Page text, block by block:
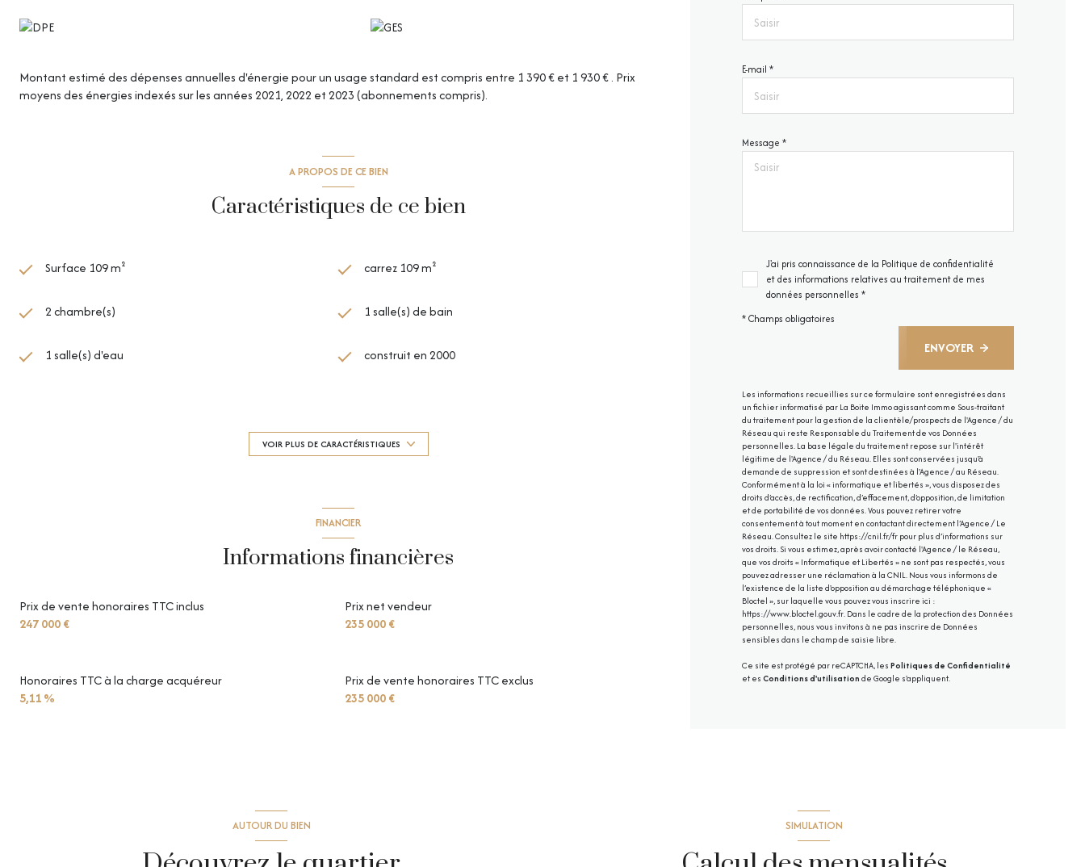
Montant estimé des dépenses annuelles d'énergie pour un usage standard est compris entre 1 390 € et 1 930 € . Prix
moyens des énergies indexés sur les années 2021, 2022 et 2023 (abonnements compris).
A PROPOS DE CE BIEN
Caractéristiques de ce bien
Surface 109 m² carrez 109 m²
2 chambre(s) 1 salle(s) de bain
1 salle(s) d'eau construit en 2000
4 parking(s)
VOIR PLUS DE CARACTÉRISTIQUES
FINANCIER
Informations financières
Prix de vente honoraires TTC inclus
247 000 €
Prix net vendeur
235 000 €
Prix de vente honoraires TTC exclus
235 000 €
Honoraires TTC à la charge acquéreur
5,11 %
E-mail *
Message *
J'ai pris connaissance de la Politique de confidentialité
et des informations relatives au traitement de mes
données personnelles *
* Champs obligatoires
ENVOYER
Les informations recueillies sur ce formulaire sont enregistrées dans
un fichier informatisé par La Boite Immo agissant comme Sous-traitant
du traitement pour la gestion de la clientèle/prospects de l'Agence / du
Réseau qui reste Responsable du Traitement de vos Données
personnelles. La base légale du traitement repose sur l'intérêt
légitime de l'Agence / du Réseau. Elles sont conservées jusqu'à
demande de suppression et sont destinées à l'Agence / au Réseau.
Conformément à la loi « informatique et libertés », vous disposez des
droits d’accès, de rectification, d’effacement, d’opposition, de limitation
et de portabilité de vos données. Vous pouvez retirer votre
consentement à tout moment en contactant directement l’Agence / Le
Réseau. Consultez le site https://cnil.fr/frpour plus d’informations sur
vos droits. Si vous estimez, après avoir contacté l'Agence / le Réseau,
que vos droits « Informatique et Libertés » ne sont pas respectés, vous
pouvez adresser une réclamation à la CNIL. Nous vous informons de
l’existence de la liste d'opposition au démarchage téléphonique «
Bloctel », sur laquelle vous pouvez vous inscrire ici :
https://www.bloctel.gouv.fr. Dans le cadre de la protection des Données
personnelles, nous vous invitons à ne pas inscrire de Données
sensibles dans le champ de saisie libre.
Ce site est protégé par reCAPTCHA, les Politiques de Confidentialité
et es Conditions d'utilisation de Google s'appliquent.
AUTOUR DU BIEN SIMULATION